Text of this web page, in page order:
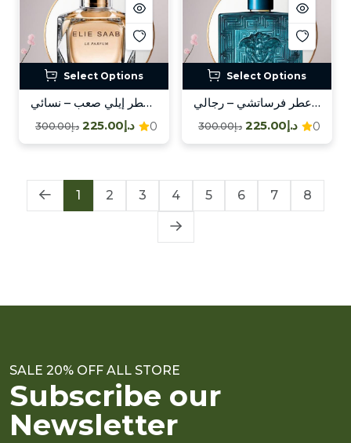
Select Options
عطر إيلي صعب – نسائي / Elie Saab – Fem
0 د.إ225.00 د.إ300.00
Select Options
عطر فرساتشي – رجالي / Versace – Mas
0 د.إ225.00 د.إ300.00
1 2 3 4 5 6 7 8
SALE 20% OFF ALL STORE
Subscribe our
Newsletter